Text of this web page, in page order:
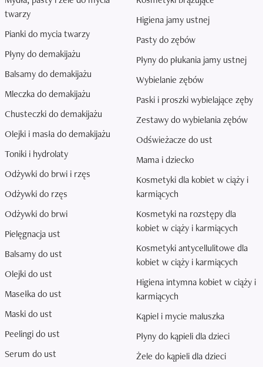
twarzy
Pianki do mycia twarzy
Płyny do demakijażu
Balsamy do demakijażu
Mleczka do demakijażu
Chusteczki do demakijażu
Olejki i masła do demakijażu
Toniki i hydrolaty
Odżywki do brwi i rzęs
Odżywki do rzęs
Odżywki do brwi
Pielęgnacja ust
Balsamy do ust
Olejki do ust
Masełka do ust
Maski do ust
Peelingi do ust
Serum do ust
Higiena jamy ustnej
Pasty do zębów
Płyny do płukania jamy ustnej
Wybielanie zębów
Paski i proszki wybielające zęby
Zestawy do wybielania zębów
Odświeżacze do ust
Mama i dziecko
Kosmetyki dla kobiet w ciąży i
karmiących
Kosmetyki na rozstępy dla
kobiet w ciąży i karmiących
Kosmetyki antycellulitowe dla
kobiet w ciąży i karmiących
Higiena intymna kobiet w ciąży i
karmiących
Kąpiel i mycie maluszka
Płyny do kąpieli dla dzieci
Żele do kąpieli dla dzieci